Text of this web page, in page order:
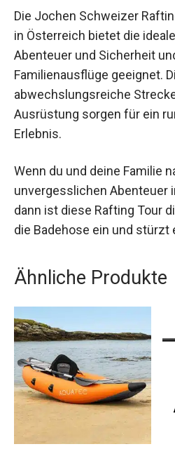
Die Jochen Schweizer
Klein in Österreich bietet die
Abenteuer und Sicherheit
Familienausflüge geeignet.
abwechslungsreiche
Ausrüstung sorgen für ein
Wenn du und deine Familie
unvergesslichen Abenteuer
dann ist diese Rafting Tour
Ähnliche Produkte